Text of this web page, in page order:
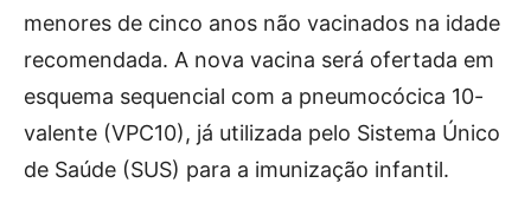
menores de cinco anos não vacinados na idade
recomendada. A nova vacina será ofertada em
esquema sequencial com a pneumocócica 10-
valente (VPC10), já utilizada pelo Sistema Único
de Saúde (SUS) para a imunização infantil.